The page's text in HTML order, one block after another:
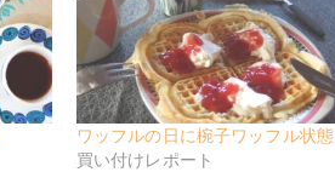
ワッフルの日に椀子ワッフル状態
買い付けレポート